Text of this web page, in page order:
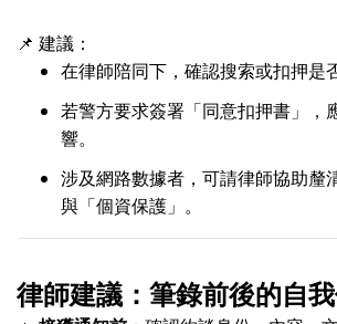
📌 建議：
在律師陪同下，確認搜索或扣押是
若警方要求簽署「同意扣押書」，
響。
涉及網路數據者，可請律師協助釐
與「個資保護」。
律師建議：筆錄前後的自